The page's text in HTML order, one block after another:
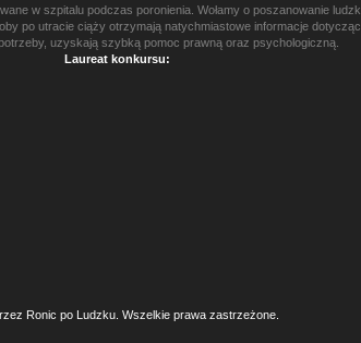
w szpitalu podczas poronienia. Wołamy o poszanowanie
po utracie ciąży otrzymają natychmiastowe informacje
uzyskają szybką pomoc prawną oraz psychologiczną.
Laureat konkursu:
Ronic po Ludzku. Wszelkie prawa zastrzeżone.